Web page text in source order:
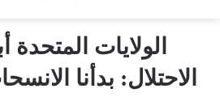
الولايات المتحدة
الاحتلال: بدأنا